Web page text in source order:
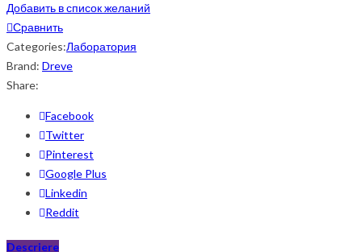
Добавить в список желаний
Сравнить
Categories:Лаборатория
Brand: Dreve
Share:
Facebook
Twitter
Pinterest
Google Plus
Linkedin
Reddit
Descriere